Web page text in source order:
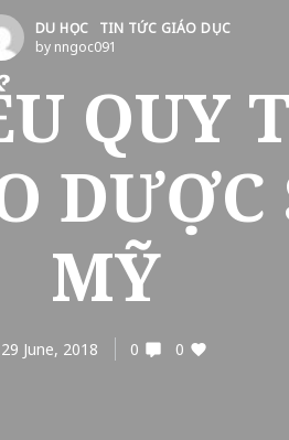
DU HỌC
TIN TỨC GIÁO DỤC
by nngoc091
QUY
DƯỢC
MỸ
29 June, 2018 0 0